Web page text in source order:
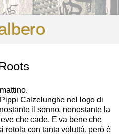
Calzelunghe nel logo di
il sonno, nonostante la
che cade. E va bene che
rotola con tanta voluttà, però è